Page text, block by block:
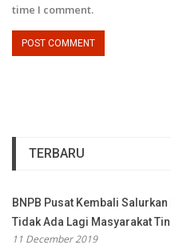
time I comment.
TERBARU
BNPB Pusat Kembali
Tidak Ada Lagi Masyarakat
11 December 2019